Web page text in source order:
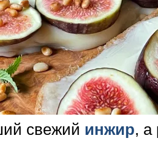
свежий инжир, а